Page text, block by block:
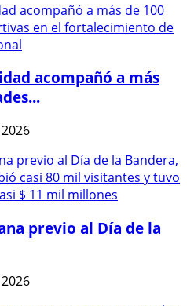
acompañó a más
previo al Día de la